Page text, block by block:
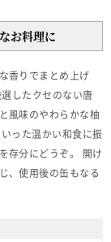
お料理に
香りでまとめ上げ
したクセのない唐
風味のやわらかな柚
った温かい和食に振
存分にどうぞ。 開け
、使用後の缶もなる